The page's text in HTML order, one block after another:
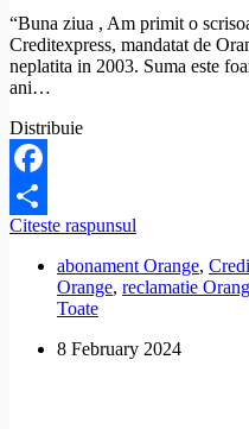
“Buna ziua , Am primit o
Creditexpress, mandatat de
neplatita in 2003. Suma este
ani…
Distribuie
Facebook
Share
Citeste raspunsul
o
scrisoare
factura
abonament Orange,
Orange, reclamatie
Toate
8 February 2024